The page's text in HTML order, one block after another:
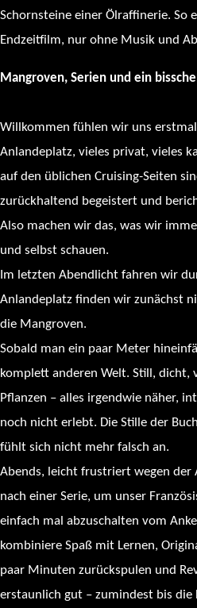
Schornsteine einer Ölraffinerie. So
Endzeitfilm, nur ohne Musik und
Mangroven, Serien und ein
Willkommen fühlen wir uns
Anlandeplatz, vieles privat, vieles
auf den üblichen Cruising-Seiten
zurückhaltend begeistert und
Also machen wir das, was wir
und selbst schauen.
Im letzten Abendlicht fahren wir
Anlandeplatz finden wir zunächst
die Mangroven.
Sobald man ein paar Meter
komplett anderen Welt. Still, dicht,
Pflanzen – alles irgendwie näher,
noch nicht erlebt. Die Stille der
fühlt sich nicht mehr falsch an.
Abends, leicht frustriert wegen der
nach einer Serie, um unser
einfach mal abzuschalten vom
kombiniere Spaß mit Lernen,
paar Minuten zurückspulen und
erstaunlich gut – zumindest bis die